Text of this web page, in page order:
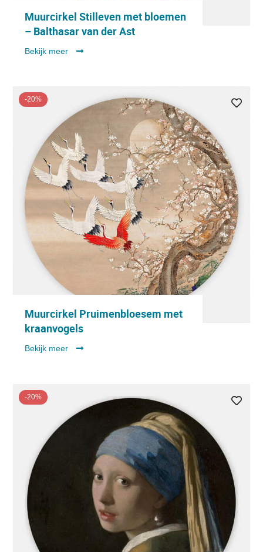
Muurcirkel Stilleven met bloemen
– Balthasar van der Ast
Bekijk meer
-20%
Muurcirkel Pruimenbloesem met
kraanvogels
Bekijk meer
-20%